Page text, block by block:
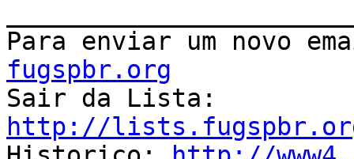
Para enviar um novo
fugspbr.org
http://